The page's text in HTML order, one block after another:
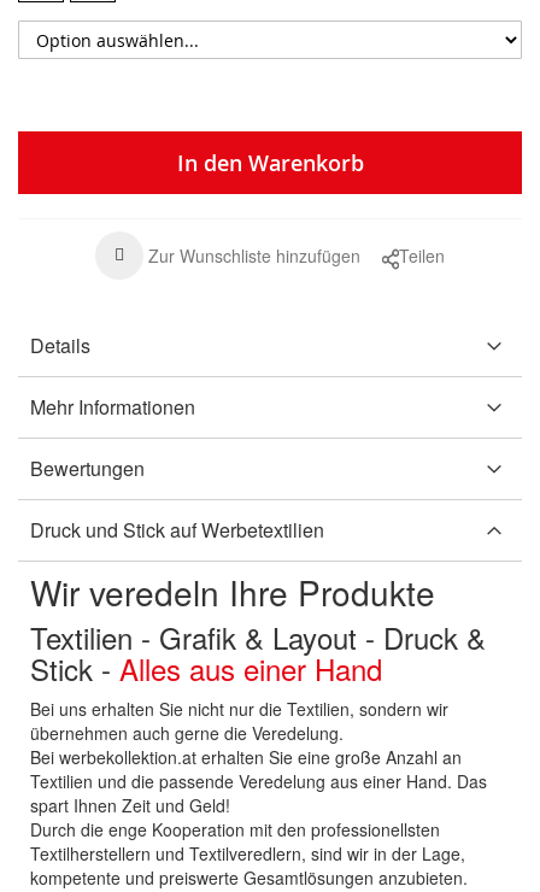
In den Warenkorb
Zur Wunschliste hinzufügen Teilen
Details
Mehr Informationen
Bewertungen
Druck und Stick auf Werbetextilien
Wir veredeln Ihre Produkte
Textilien - Grafik & Layout - Druck &
Stick - Alles aus einer Hand
Bei uns erhalten Sie nicht nur die Textilien, sondern wir
übernehmen auch gerne die Veredelung.
Bei werbekollektion.at erhalten Sie eine große Anzahl an
Textilien und die passende Veredelung aus einer Hand. Das
spart Ihnen Zeit und Geld!
Durch die enge Kooperation mit den professionellsten
Textilherstellern und Textilveredlern, sind wir in der Lage,
kompetente und preiswerte Gesamtlösungen anzubieten.